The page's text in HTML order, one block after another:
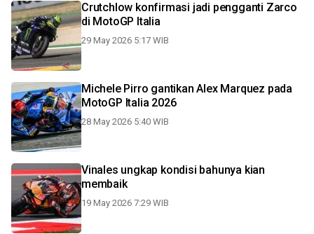
Crutchlow konfirmasi jadi pengganti Zarco
di MotoGP Italia
29 May 2026 5:17 WIB
Michele Pirro gantikan Alex Marquez pada
MotoGP Italia 2026
28 May 2026 5:40 WIB
Vinales ungkap kondisi bahunya kian
membaik
19 May 2026 7:29 WIB